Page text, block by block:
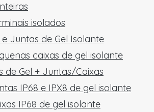
isolados
e Juntas de Gel Isolante
caixas de gel isolante
de Gel + Juntas/Caixas
IP68 e IPX8 de gel isolante
IP68 de gel isolante